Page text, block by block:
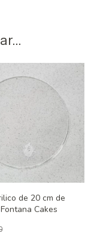
de 20 cm de
Cakes